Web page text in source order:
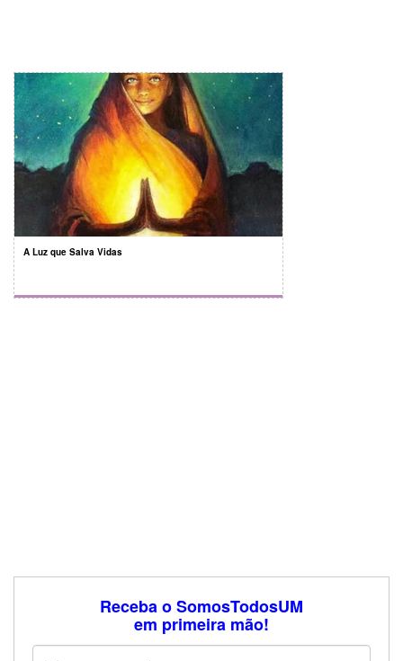
A Luz que Salva Vidas
Receba o SomosTodosUM
em primeira mão!